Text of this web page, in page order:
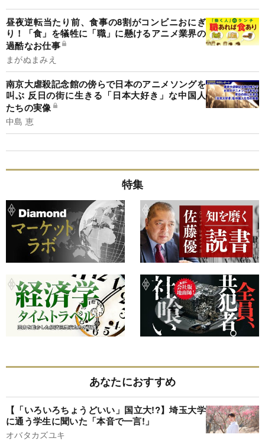
昼夜逆転当たり前、食事の8割がコンビニおにぎ
り！「食」を犠牲に「職」に懸けるアニメ業界の
過酷なお仕事
まがぬまみえ
南京大虐殺記念館の傍らで日本のアニメソングを
叫ぶ 反日の街に生きる「日本大好き」な中国人
たちの実像
中島 恵
特集
あなたにおすすめ
【「いろいろちょうどいい」国立大!?】埼玉大学
に通う学生に聞いた「本音で一言!」
オバタカズユキ